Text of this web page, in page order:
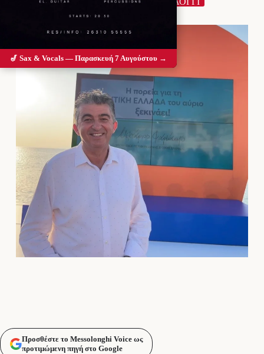
Προσθέστε το Messolonghi Voice ως
προτιμώμενη πηγή στο Google
🎷 Sax & Vocals — Παρασκευή 7 Αυγούστου →